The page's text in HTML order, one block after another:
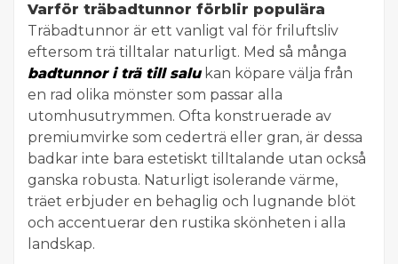
Varför träbadtunnor förblir populära
Träbadtunnor är ett vanligt val för friluftsliv
eftersom trä tilltalar naturligt. Med så många
badtunnor i trä till salukan köpare välja från
en rad olika mönster som passar alla
utomhusutrymmen. Ofta konstruerade av
premiumvirke som cederträ eller gran, är dessa
badkar inte bara estetiskt tilltalande utan också
ganska robusta. Naturligt isolerande värme,
träet erbjuder en behaglig och lugnande blöt
och accentuerar den rustika skönheten i alla
landskap.